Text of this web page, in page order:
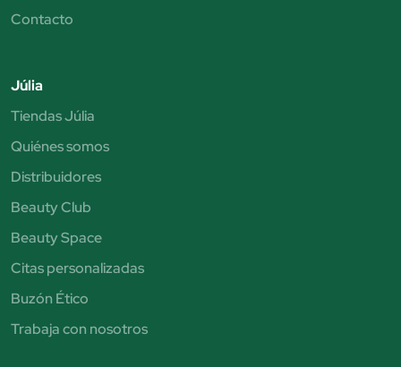
Contacto
Júlia
Tiendas Júlia
Quiénes somos
Distribuidores
Beauty Club
Beauty Space
Citas personalizadas
Buzón Ético
Trabaja con nosotros